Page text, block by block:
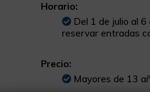
Horario:
Del 1 de julio al
reservar entradas
Precio:
Mayores de 13